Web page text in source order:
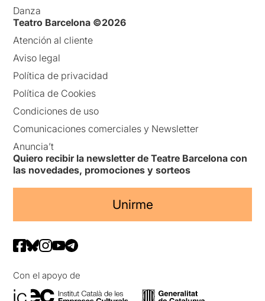
Danza
Teatro Barcelona ©2026
Atención al cliente
Aviso legal
Política de privacidad
Política de Cookies
Condiciones de uso
Comunicaciones comerciales y Newsletter
Anuncia’t
Quiero recibir la newsletter de Teatre Barcelona con
las novedades, promociones y sorteos
Unirme
Con el apoyo de